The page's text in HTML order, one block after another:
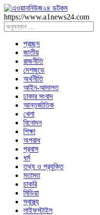
https://www.a1news24.com
প্রচ্ছদ
জাতীয়
রাজনীতি
দেশজুডে
অর্থনীতি
আইন-আদালত
ঢাকার সংবাদ
আন্তর্জাতিক
খেলা
বিনোদন
শিক্ষা
অপরাধ
প্রবাস
ধর্ম
তথ্য ও প্রযুক্তি
মতামত
চাকরি
মিডিয়া
স্বাস্থ্য
লাইফস্টাইল